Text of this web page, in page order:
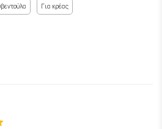
Για κρέας